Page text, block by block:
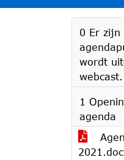
0 Er zijn
wordt
webcast.
1
agenda